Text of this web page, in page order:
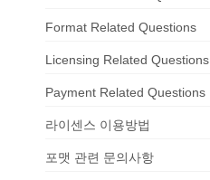
Format Related Questions
Licensing Related Questions
Payment Related Questions
라이센스 이용방법
포맷 관련 문의사항